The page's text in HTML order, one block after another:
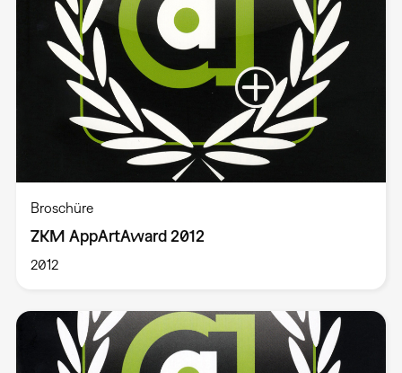
Broschüre
ZKM AppArtAward 2012
2012